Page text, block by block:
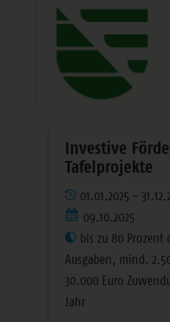
Investive
Tafelprojekte
01.01.2025 -
09.10.2025
bis zu 80 Prozent
Ausgaben, mind.
30.000 Euro
Jahr